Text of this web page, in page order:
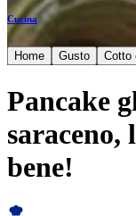
Cucina
Home Gusto Cotto
Pancake
bene!